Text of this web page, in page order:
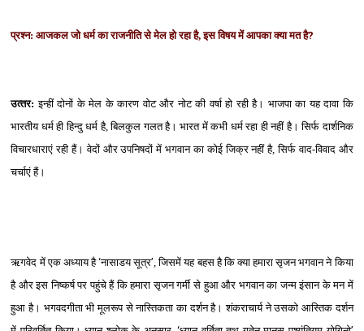
प्रश्‍न: आजकल जो धर्म का राजनीति से मेल हो रहा है, इस विषय में आपका क्‍या मत है?
उत्‍तर: इन्‍हीं दोनों के मेल के कारण वोट और नोट की वर्षा हो रही है। भाजपा का यह दावा कि
भारतीय धर्म ही हिन्‍दु धर्म है, बिलकुल गलत है। भारत में कभी धर्म रहा ही नहीं है। सिर्फ दार्शनिक
विचारधाराएं रही हैं। वेदों और उपनिषदों में भगवान का कोई जिक्र नहीं है, सिर्फ वाद-विवाद और
चर्चाएं हैं।
ऋगवेद में एक अध्‍याय है‘नासाडय सूत्र’ , जिसमें यह बहस है कि क्‍या हमारा सृजन भगवान ने किया
है और इस निष्‍कर्ष पर पहुंचे हैं कि हमारा सृजन गर्मी से हुआ और भगवान का जन्‍म इंसान के मन में
हुआ है। भगवदगीता भी मूलरूप से नास्तिकता का दर्शन है। शंकराचार्य ने उसको आस्तिक दर्शन